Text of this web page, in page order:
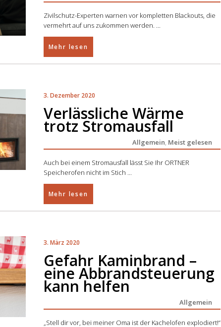
Zivilschutz-Experten warnen vor kompletten Blackouts, die
vermehrt auf uns zukommen werden.
Mehr lesen
3. Dezember 2020
Verlässliche Wärme
trotz Stromausfall
Allgemein, Meist gelesen
Auch bei einem Stromausfall lässt Sie Ihr ORTNER
Speicherofen nicht im Stich
Mehr lesen
3. März 2020
Gefahr Kaminbrand –
eine Abbrandsteuerung
kann helfen
Allgemein
„Stell dir vor, bei meiner Oma ist der Kachelofen explodiert!“